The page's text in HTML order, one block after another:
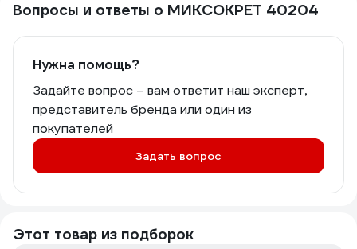
Вопросы и ответы о МИКСОКРЕТ 40204
Нужна помощь?
Задайте вопрос – вам ответит наш эксперт,
представитель бренда или один из
покупателей
Задать вопрос
Этот товар из подборок